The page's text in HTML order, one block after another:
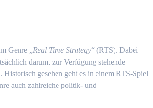
Genre „Real Time Strategy“ (RTS). Dabei
darum, zur Verfügung stehende
gesehen geht es in einem RTS-Spiel
auch zahlreiche politik- und